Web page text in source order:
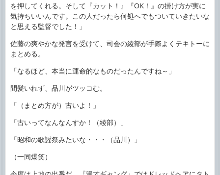
を押してくれる。そして『カット！』『OK！』の掛け方が実に
気持ちいいんです。この人だったら何処へでもついていきたいな
と思える監督でした！」
佐藤の爽やかな発言を受けて、司会の綾部が手際よくテキトーに
まとめる。
「なるほど、本当に運命的なものだったんですね～」
間髪いれず、品川がツッコむ。
「（まとめ方が）古いよ！」
「古いってなんなんすか！（綾部）」
「昭和の歌謡祭みたいな・・・（品川）」
（一同爆笑）